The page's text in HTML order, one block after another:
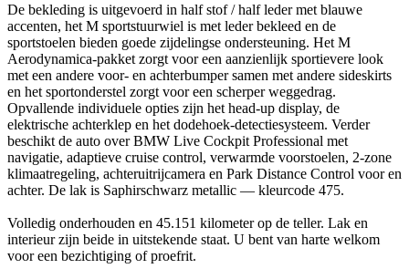
De bekleding is uitgevoerd in half stof / half leder met blauwe
accenten, het M sportstuurwiel is met leder bekleed en de
sportstoelen bieden goede zijdelingse ondersteuning. Het M
Aerodynamica-pakket zorgt voor een aanzienlijk sportievere look
met een andere voor- en achterbumper samen met andere sideskirts
en het sportonderstel zorgt voor een scherper weggedrag.
Opvallende individuele opties zijn het head-up display, de
elektrische achterklep en het dodehoek-detectiesysteem. Verder
beschikt de auto over BMW Live Cockpit Professional met
navigatie, adaptieve cruise control, verwarmde voorstoelen, 2-zone
klimaatregeling, achteruitrijcamera en Park Distance Control voor en
achter. De lak is Saphirschwarz metallic — kleurcode 475.
Volledig onderhouden en 45.151 kilometer op de teller. Lak en
interieur zijn beide in uitstekende staat. U bent van harte welkom
voor een bezichtiging of proefrit.